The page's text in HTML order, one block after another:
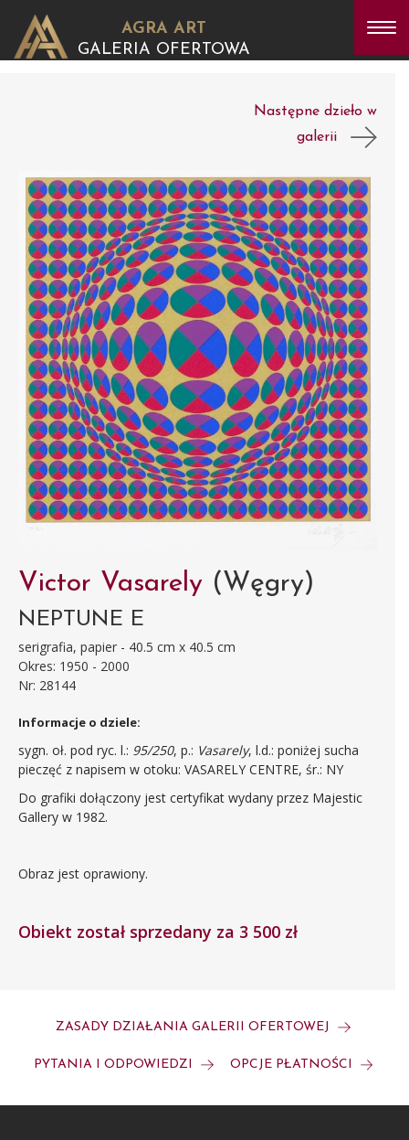
AGRA ART
GALERIA OFERTOWA
Następne dzieło w
galerii
Victor Vasarely (Węgry)
NEPTUNE E
serigrafia, papier - 40.5 cm x 40.5 cm
Okres: 1950 - 2000
Nr: 28144
Informacje o dziele:
sygn. oł. pod ryc. l.: 95/250, p.: Vasarely, l.d.: poniżej sucha
pieczęć z napisem w otoku: VASARELY CENTRE, śr.: NY
Do grafiki dołączony jest certyfikat wydany przez Majestic
Gallery w 1982.
Obraz jest oprawiony.
Obiekt został sprzedany za 3 500 zł
ZASADY DZIAŁANIA GALERII OFERTOWEJ
PYTANIA I ODPOWIEDZI OPCJE PŁATNOŚCI